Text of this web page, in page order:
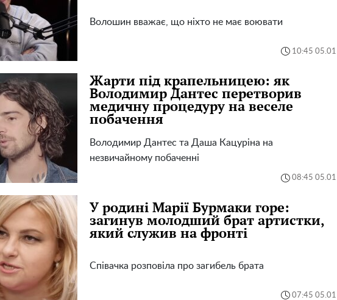
Волошин вважає, що ніхто не має воювати
10:45 05.01
Жарти під крапельницею: як
Володимир Дантес перетворив
медичну процедуру на веселе
побачення
Володимир Дантес та Даша Кацуріна на
незвичайному побаченні
08:45 05.01
У родині Марії Бурмаки горе:
загинув молодший брат артистки,
який служив на фронті
Співачка розповіла про загибель брата
07:45 05.01